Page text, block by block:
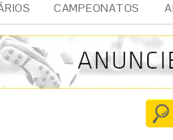
CAMPEONATOS